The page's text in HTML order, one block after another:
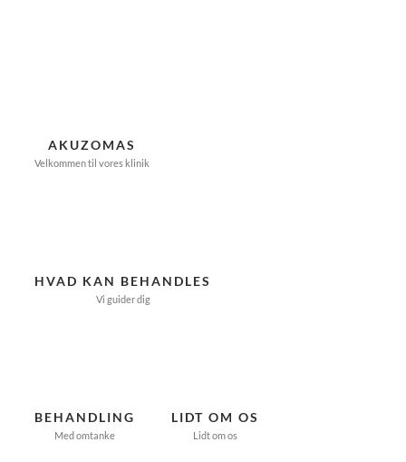
AKUZOMAS
Velkommen til vores klinik
HVAD KAN BEHANDLES
Vi guider dig
BEHANDLING
Med omtanke
LIDT OM OS
Lidt om os